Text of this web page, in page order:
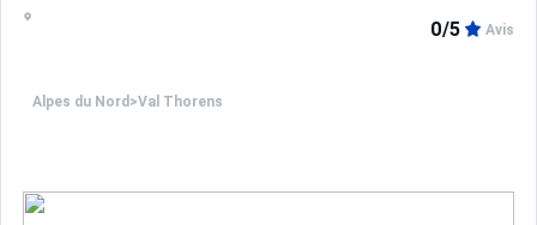
Alpes du Nord >Val Thorens
0/5 Avis